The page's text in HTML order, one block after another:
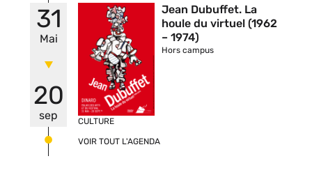
31
Mai
20
sep
Vignette
Jean Dubuffet. La
houle du virtuel (1962
– 1974)
Hors campus
CULTURE
VOIR TOUT L'AGENDA